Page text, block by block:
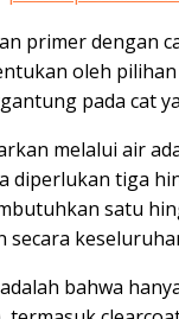
primer dengan
oleh
pada cat
melalui air
diperlukan tiga
satu
secara
bahwa